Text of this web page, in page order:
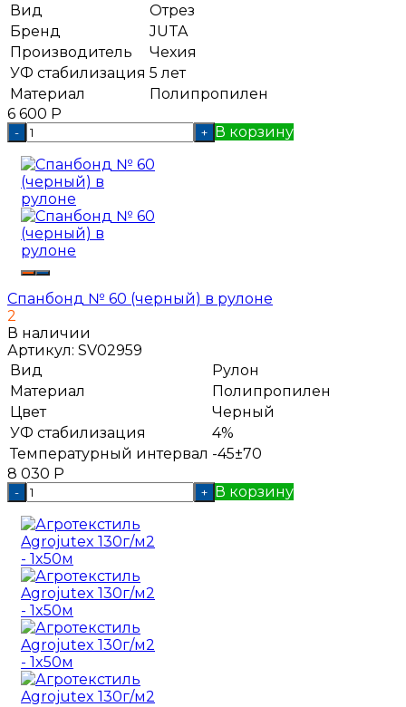
Вид
Отрез
Бренд
JUTA
Производитель
Чехия
УФ стабилизация 5 лет
Материал
Полипропилен
6 600 Р
- + В корзину
Спанбонд № 60 (черный) в рулоне
2
В наличии
Артикул: SV02959
Вид
Рулон
Материал
Полипропилен
Цвет
Черный
УФ стабилизация
4%
Температурный интервал -45±70
8 030 Р
- + В корзину